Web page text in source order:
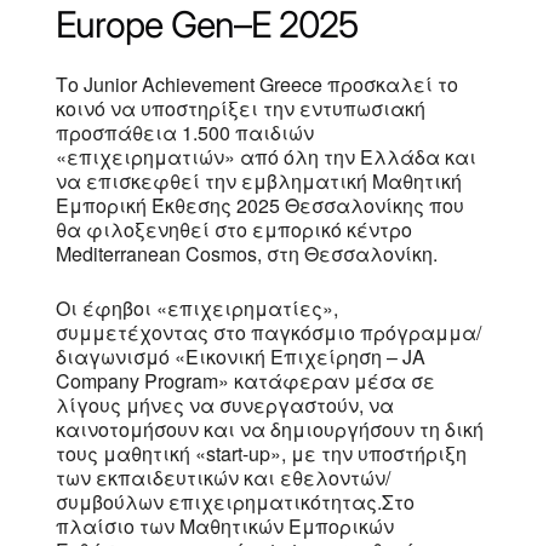
Εurope Gen–E2025
Το Junior Achievement Greece προσκαλεί το
κοινό να υποστηρίξει την εντυπωσιακή
προσπάθεια 1.500 παιδιών
«επιχειρηματιών» από όλη την Ελλάδα και
να επισκεφθεί την εμβληματική Μαθητική
Εμπορική Έκθεσης 2025 Θεσσαλονίκης που
θα φιλοξενηθεί στο εμπορικό κέντρο
Mediterranean Cosmos, στη Θεσσαλονίκη.
Οι έφηβοι «επιχειρηματίες»,
συμμετέχοντας στο παγκόσμιο πρόγραμμα/
διαγωνισμό «Εικονική Επιχείρηση – JA
Company Program» κατάφεραν μέσα σε
λίγους μήνες να συνεργαστούν, να
καινοτομήσουν και να δημιουργήσουν τη δική
τους μαθητική «start-up», με την υποστήριξη
των εκπαιδευτικών και εθελοντών/
συμβούλων επιχειρηματικότητας.Στο
πλαίσιο των Μαθητικών Εμπορικών